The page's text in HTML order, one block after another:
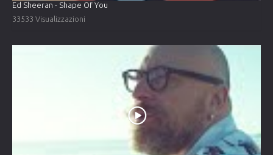
Ed Sheeran - Shape Of You
33533 Visualizzazioni